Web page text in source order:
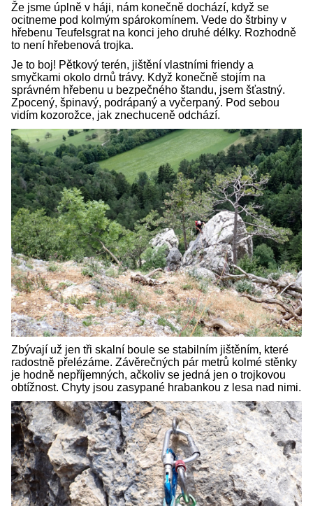
Že jsme úplně v háji, nám konečně dochází, když se
ocitneme pod kolmým spárokomínem. Vede do štrbiny v
hřebenu Teufelsgrat na konci jeho druhé délky. Rozhodně
to není hřebenová trojka.
Je to boj! Pětkový terén, jištění vlastními friendy a
smyčkami okolo drnů trávy. Když konečně stojím na
správném hřebenu u bezpečného štandu, jsem šťastný.
Zpocený, špinavý, podrápaný a vyčerpaný. Pod sebou
vidím kozorožce, jak znechuceně odchází.
Zbývají už jen tři skalní boule se stabilním jištěním, které
radostně přelézáme. Závěrečných pár metrů kolmé stěnky
je hodně nepříjemných, ačkoliv se jedná jen o trojkovou
obtížnost. Chyty jsou zasypané hrabankou z lesa nad nimi.